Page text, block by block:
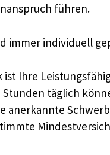
führen.
immer individuell
ist Ihre
Stunden täglich
anerkannte